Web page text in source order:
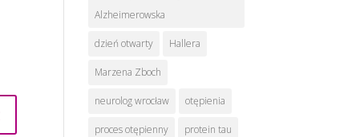
Alzheimerowska
dzień otwarty Hallera
Marzena Zboch
neurolog wrocław otępienia
proces otępienny protein tau